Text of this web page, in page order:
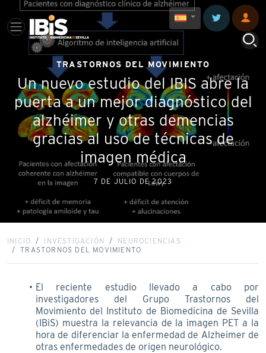
TRASTORNOS DEL MOVIMIENTO
Un nuevo estudio del IBIS abre la
puerta a un mejor diagnóstico del
alzhéimer y otras demencias
gracias al uso de técnicas de
imagen médica
7 DE JULIO DE 2023
INICIO INVESTIGACIÓN
NEUROCIENCIAS
TRASTORNOS DEL MOVIMIENTO
El reciente estudio llevado a cabo por
investigadores del Grupo Trastornos del
Movimiento del Instituto de Biomedicina de Sevilla
(IBiS) muestra la relevancia de la imagen PET a la
hora de diferenciar la enfermedad de Alzheimer de
otras enfermedades de origen neurológico.